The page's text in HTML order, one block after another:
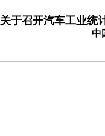
关于召开汽车工业统
中